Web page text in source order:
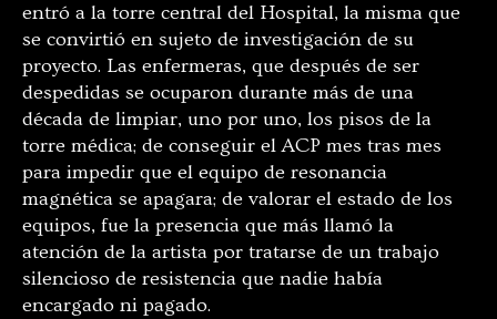
entró a la torre central del Hospital, la misma que
se convirtió en sujeto de investigación de su
proyecto. Las enfermeras, que después de ser
despedidas se ocuparon durante más de una
década de limpiar, uno por uno, los pisos de la
torre médica; de conseguir el ACP mes tras mes
para impedir que el equipo de resonancia
magnética se apagara; de valorar el estado de los
equipos, fue la presencia que más llamó la
atención de la artista por tratarse de un trabajo
silencioso de resistencia que nadie había
encargado ni pagado.